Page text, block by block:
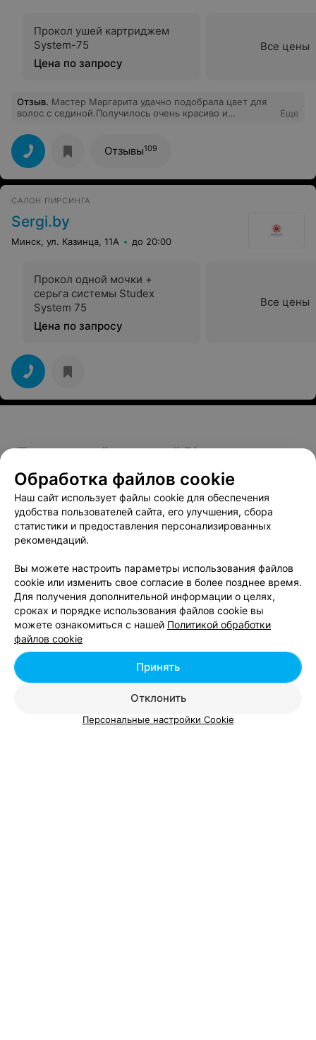
Прокол ушей картриджем
System-75
Цена по запросу
Все цены
Отзыв. Мастер Маргарита удачно подобрала цвет для
волос с сединой.Получилось очень красиво и
отношение администратора. Спасибо!
Еще
Отзывы109
САЛОН ПИРСИНГА
Sergi.by
Минск, ул. Казинца, 11А до 20:00
Прокол одной мочки +
серьга системы Studex
System 75
Цена по запросу
Все цены
Прокол ушей системой Plus - цена в
Дополнительный прокол мочек ушей системой
Inverness (капсулы)
от 40 руб.
Прокол мочек ушей система «studex» (сша) r-
Прокол мочек ушей системой Inverness
(капсулы)
от 62 руб.
Прокол мочек ушей системой «Инвернесс»
от 80 руб.
Прокол системой R- 993 Божьи коровки,
смайлики
от 40 руб.
Прокол ушей системой Plus
Прокол ушей системой studex system -75
Обработка файлов cookie
Наш сайт использует файлы cookie для обеспечения
удобства пользователей сайта, его улучшения, сбора
статистики и предоставления персонализированных
рекомендаций.
Вы можете настроить параметры использования файлов
cookie или изменить свое согласие в более позднее время.
Для получения дополнительной информации о целях,
сроках и порядке использования файлов cookie вы
можете ознакомиться с нашей Политикой обработки
файлов cookie
Отклонить
Принять
Персональные настройки Cookie